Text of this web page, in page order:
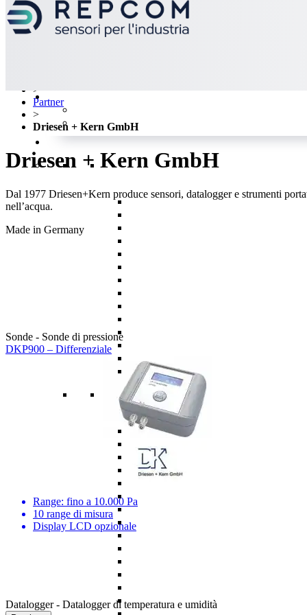
>
Partner
>
Driesen + Kern GmbH
Driesen + Kern GmbH
Dal 1977 Driesen+Kern produce sensori, datalogger e strumenti
nell’acqua.
Made in Germany
Sonde - Sonde di pressione
DKP900 – Differenziale
Range: fino a 10.000 Pa
10 range di misura
Display LCD opzionale
Datalogger - Datalogger di temperatura e umidità